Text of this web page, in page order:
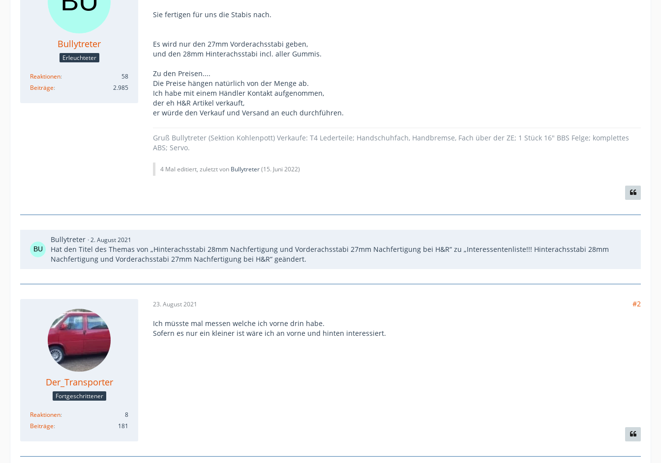
Bullytreter
Erleuchteter
Reaktionen
58
Beiträge
2.985
Sie fertigen für uns die Stabis nach.
Es wird nur den 27mm Vorderachsstabi geben,
und den 28mm Hinterachsstabi incl. aller Gummis.
Zu den Preisen....
Die Preise hängen natürlich von der Menge ab.
Ich habe mit einem Händler Kontakt aufgenommen,
der eh H&R Artikel verkauft,
er würde den Verkauf und Versand an euch durchführen.
Gruß Bullytreter (Sektion Kohlenpott) Verkaufe: T4 Lederteile; Handschuhfach, Handbremse, Fach über der ZE; 1 Stück 16" BBS Felge; komplettes
ABS; Servo.
4 Mal editiert, zuletzt von Bullytreter(15. Juni 2022)
Bullytreter 2. August 2021
Hat den Titel des Themas von „Hinterachsstabi 28mm Nachfertigung und Vorderachsstabi 27mm Nachfertigung bei H&R“ zu „Interessentenliste!!! Hinterachsstabi 28mm
Nachfertigung und Vorderachsstabi 27mm Nachfertigung bei H&R“ geändert.
Der_Transporter
Fortgeschrittener
Reaktionen
8
Beiträge
181
23. August 2021 #2
Ich müsste mal messen welche ich vorne drin habe.
Sofern es nur ein kleiner ist wäre ich an vorne und hinten interessiert.